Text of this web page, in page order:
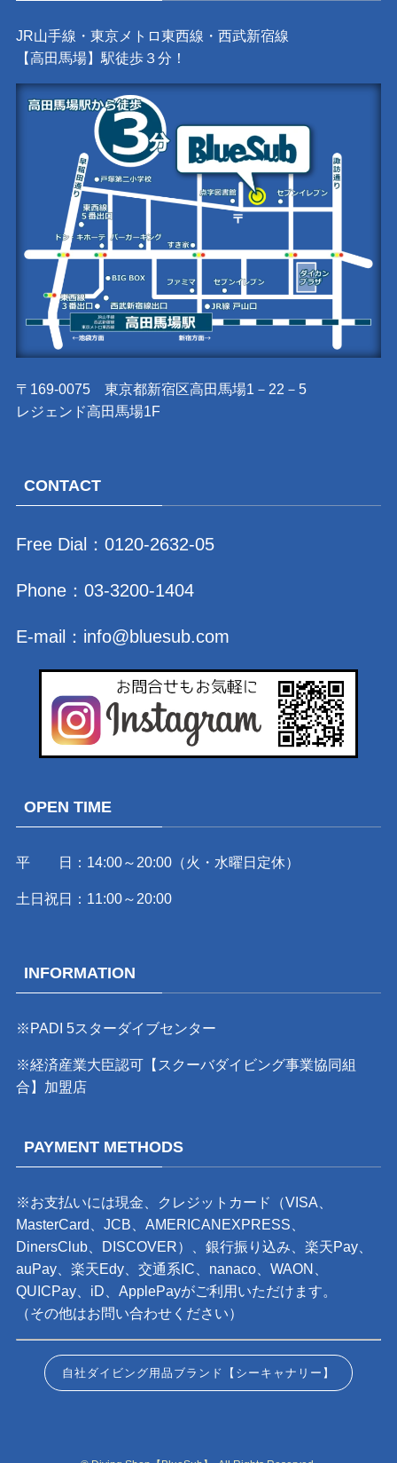
JR山手線・東京メトロ東西線・西武新宿線
【高田馬場】駅徒歩３分！
〒169-0075 東京都新宿区高田馬場1－22－5
レジェンド高田馬場1F
CONTACT
Free Dial： 0120-2632-05
Phone： 03-3200-1404
E-mail： info@bluesub.com
OPEN TIME
平 日：14:00～20:00（火・水曜日定休）
土日祝日：11:00～20:00
INFORMATION
※PADI 5スターダイブセンター
※経済産業大臣認可【スクーバダイビング事業協同組
合】加盟店
PAYMENT METHODS
※お支払いには現金、クレジットカード（VISA、
MasterCard、JCB、AMERICANEXPRESS、
DinersClub、DISCOVER）、銀行振り込み、楽天Pay、
auPay、楽天Edy、交通系IC、nanaco、WAON、
QUICPay、iD、ApplePayがご利用いただけます。
（その他はお問い合わせください）
自社ダイビング用品ブランド【シーキャナリー】